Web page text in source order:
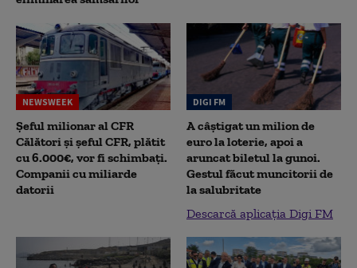
NEWSWEEK
Șeful milionar al CFR
Călători și șeful CFR, plătit
cu 6.000€, vor fi schimbați.
Companii cu miliarde
datorii
DIGI FM
A câștigat un milion de
euro la loterie, apoi a
aruncat biletul la gunoi.
Gestul făcut muncitorii de
la salubritate
Descarcă aplicația Digi FM